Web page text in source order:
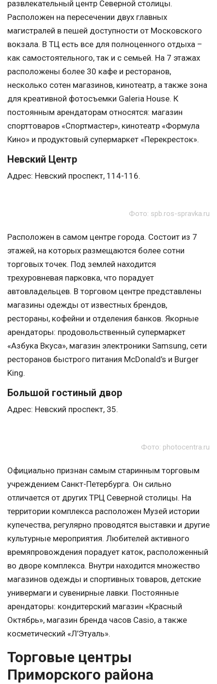
развлекательный центр Северной столицы.
Расположен на пересечении двух главных
магистралей в пешей доступности от Московского
вокзала. В ТЦ есть все для полноценного отдыха –
как самостоятельного, так и с семьей. На 7 этажах
расположены более 30 кафе и ресторанов,
несколько сотен магазинов, кинотеатр, а также зона
для креативной фотосъемки Galeria House. К
постоянным арендаторам относятся: магазин
спорттоваров «Спортмастер», кинотеатр «Формула
Кино» и продуктовый супермаркет «Перекресток».
Невский Центр
Адрес: Невский проспект, 114-116.
Фото: spb.ros-spravka.ru
Расположен в самом центре города. Состоит из 7
этажей, на которых размещаются более сотни
торговых точек. Под землей находится
трехуровневая парковка, что порадует
автовладельцев. В торговом центре представлены
магазины одежды от известных брендов,
рестораны, кофейни и отделения банков. Якорные
арендаторы: продовольственный супермаркет
«Азбука Вкуса», магазин электроники Samsung, сети
ресторанов быстрого питания McDonald’s и Burger
King.
Большой гостиный двор
Адрес: Невский проспект, 35.
Фото: photocentra.ru
Официально признан самым старинным торговым
учреждением Санкт-Петербурга. Он сильно
отличается от других ТРЦ Северной столицы. На
территории комплекса расположен Музей истории
купечества, регулярно проводятся выставки и другие
культурные мероприятия. Любителей активного
времяпровождения порадует каток, расположенный
во дворе комплекса. Внутри находится множество
магазинов одежды и спортивных товаров, детские
универмаги и сувенирные лавки. Постоянные
арендаторы: кондитерский магазин «Красный
Октябрь», магазин бренда часов Casio, а также
косметический «Л’Этуаль».
Торговые центры
Приморского района